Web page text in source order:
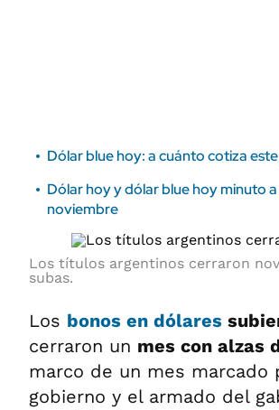
Dólar blue hoy: a cuánto cotiza
Dólar hoy y dólar blue hoy minuto
noviembre
Los títulos argentinos cerraron
subas.
Los bonos en dólares
cerraron un mes con alzas
marco de un mes marcado
gobierno y el armado del